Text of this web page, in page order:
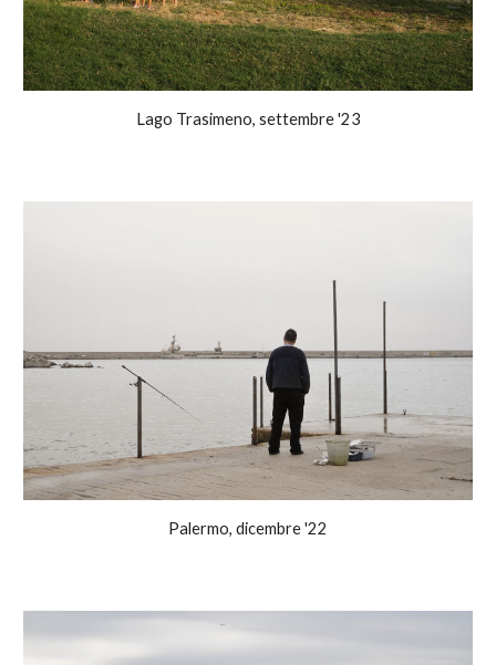
Lago Trasimeno, settembre '23
Palermo, dicembre '22